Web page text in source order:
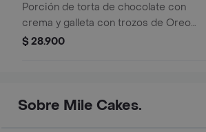
Porción de torta de chocolate con
crema y galleta con trozos de Oreo
rellena de Nutella.
$ 28.900
Sobre Mile Cakes.